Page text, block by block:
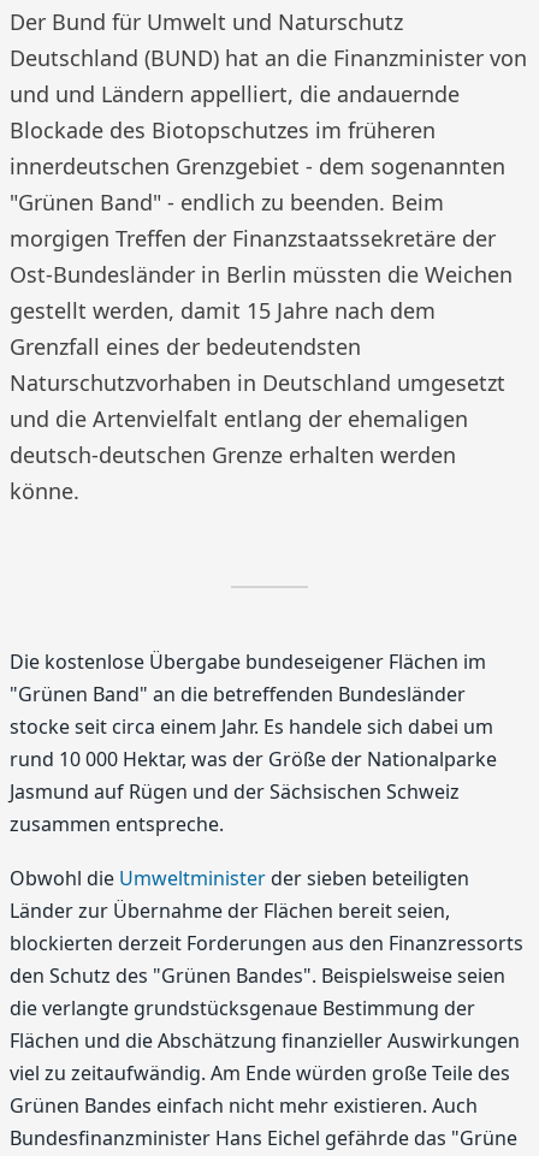
Der Bund für Umwelt und Naturschutz
Deutschland (BUND) hat an die Finanzminister von
und und Ländern appelliert, die andauernde
Blockade des Biotopschutzes im früheren
innerdeutschen Grenzgebiet - dem sogenannten
"Grünen Band" - endlich zu beenden. Beim
morgigen Treffen der Finanzstaatssekretäre der
Ost-Bundesländer in Berlin müssten die Weichen
gestellt werden, damit 15 Jahre nach dem
Grenzfall eines der bedeutendsten
Naturschutzvorhaben in Deutschland umgesetzt
und die Artenvielfalt entlang der ehemaligen
deutsch-deutschen Grenze erhalten werden
könne.
Die kostenlose Übergabe bundeseigener Flächen im
"Grünen Band" an die betreffenden Bundesländer
stocke seit circa einem Jahr. Es handele sich dabei um
rund 10 000 Hektar, was der Größe der Nationalparke
Jasmund auf Rügen und der Sächsischen Schweiz
zusammen entspreche.
Obwohl die Umweltministerder sieben beteiligten
Länder zur Übernahme der Flächen bereit seien,
blockierten derzeit Forderungen aus den Finanzressorts
den Schutz des "Grünen Bandes". Beispielsweise seien
die verlangte grundstücksgenaue Bestimmung der
Flächen und die Abschätzung finanzieller Auswirkungen
viel zu zeitaufwändig. Am Ende würden große Teile des
Grünen Bandes einfach nicht mehr existieren. Auch
Bundesfinanzminister Hans Eichel gefährde das "Grüne